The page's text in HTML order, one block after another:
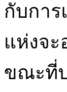
กับการ
แห่งจะ
ขณะที่บ